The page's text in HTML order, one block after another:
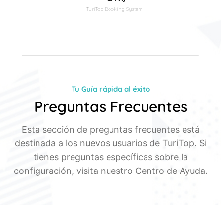
Tu Guía rápida al éxito
Preguntas Frecuentes
Esta sección de preguntas frecuentes está
destinada a los nuevos usuarios de TuriTop. Si
tienes preguntas específicas sobre la
configuración, visita nuestro Centro de Ayuda.